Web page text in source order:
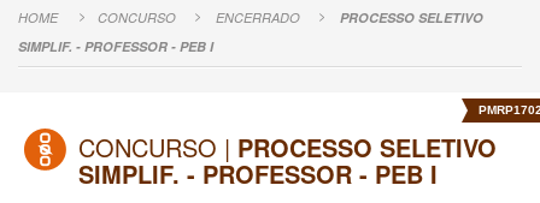
HOME CONCURSO ENCERRADO
PROCESSO SELETIVO
SIMPLIF. - PROFESSOR - PEB I
CONCURSO | PROCESSO SELETIVO
SIMPLIF. - PROFESSOR - PEB I